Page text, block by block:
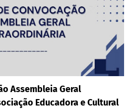
Assembleia Geral
Educadora e Cultural